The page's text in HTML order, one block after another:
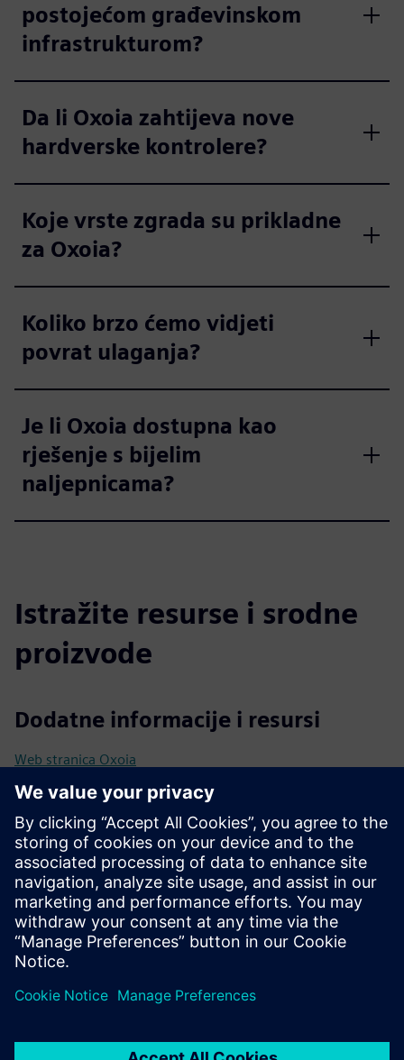
postojećom građevinskom
infrastrukturom?
Da li Oxoia zahtijeva nove
hardverske kontrolere?
Koje vrste zgrada su prikladne
za Oxoia?
Koliko brzo ćemo vidjeti
povrat ulaganja?
Je li Oxoia dostupna kao
rješenje s bijelim
naljepnicama?
Istražite resurse i srodne
proizvode
Dodatne informacije i resursi
Web stranica Oxoia
Preduvjeti
Kompatibilan sa Siemens Building Automation (npr Desigo
CC CC/Connect Box)
Centralni HVAC sustav (grijanje, ventilacija, hlađenje ili
topla voda)